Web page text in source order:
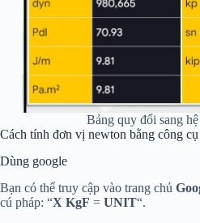
Bảng quy đổi sang
Cách tính đơn vị newton bằng công cụ
Dùng google
Bạn có thể truy cập vào trang chủ
cú pháp: “X KgF = UNIT“.